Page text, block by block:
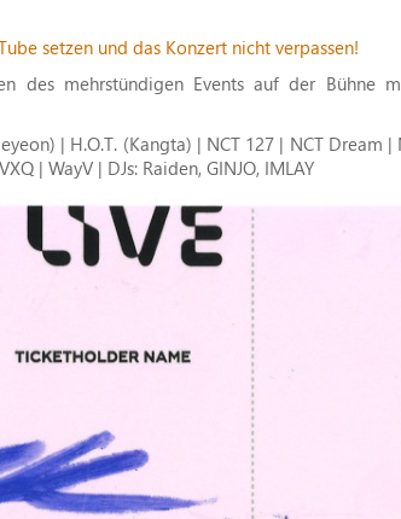
setzen und das Konzert nicht verpassen!
des mehrstündigen Events auf der Bühne
| H.O.T. (Kangta) | NCT 127 | NCT Dream |
| WayV | DJs: Raiden, GINJO, IMLAY